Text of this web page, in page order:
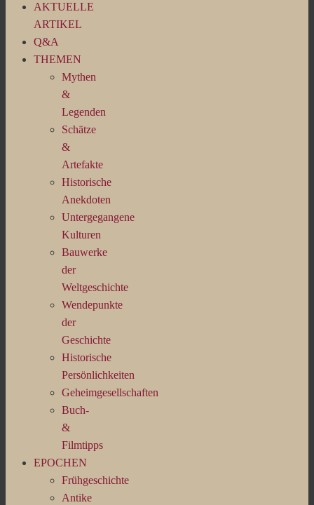
AKTUELLE
ARTIKEL
Q&A
THEMEN
Mythen
&
Legenden
Schätze
&
Artefakte
Historische
Anekdoten
Untergegangene
Kulturen
Bauwerke
der
Weltgeschichte
Wendepunkte
der
Geschichte
Historische
Persönlichkeiten
Geheimgesellschaften
Buch-
&
Filmtipps
EPOCHEN
Frühgeschichte
Antike